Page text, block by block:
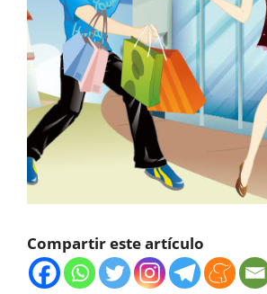
Compartir este artículo